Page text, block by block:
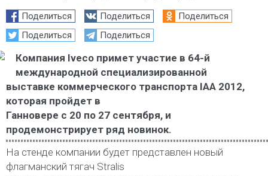
Поделиться Поделиться
Поделиться
Поделиться
Поделиться
Компания Iveco примет участие в 64-й
международной специализированной
выставке коммерческого транспорта IAA 2012,
которая пройдет в
Ганновере с 20 по 27 сентября, и
продемонстрирует ряд новинок.
На стенде компании будет представлен новый
флагманский тягач Stralis